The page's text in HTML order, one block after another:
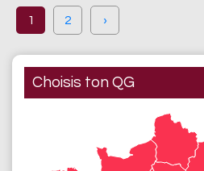
1 2 ›
Choisis ton QG